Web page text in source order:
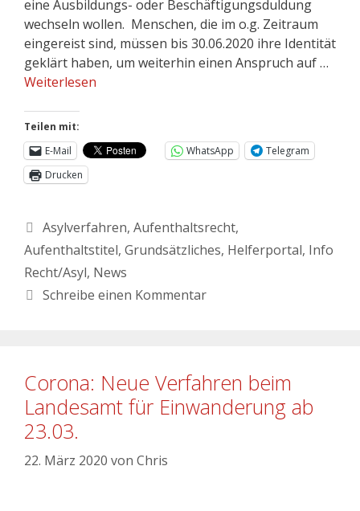
eine Ausbildungs- oder Beschäftigungsduldung
wechseln wollen. Menschen, die im o.g. Zeitraum
eingereist sind, müssen bis 30.06.2020 ihre Identität
geklärt haben, um weiterhin einen Anspruch auf …
Weiterlesen
Teilen mit:
E-Mail
WhatsApp
Telegram
Drucken
Asylverfahren, Aufenthaltsrecht,
Aufenthaltstitel, Grundsätzliches, Helferportal, Info
Recht/Asyl, News
Schreibe einen Kommentar
Corona: Neue Verfahren beim
Landesamt für Einwanderung ab
23.03.
22. März 2020 von Chris